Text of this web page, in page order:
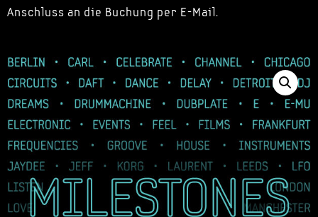
Anschluss an die Buchung per E-Mail.